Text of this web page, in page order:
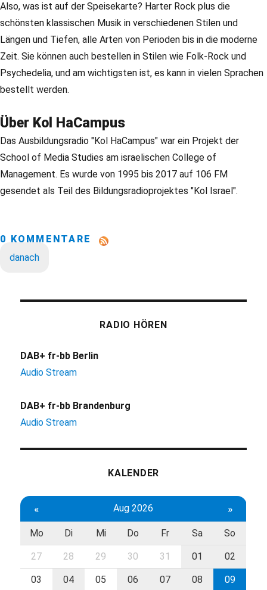
Also, was ist auf der Speisekarte? Harter Rock plus die
schönsten klassischen Musik in verschiedenen Stilen und
Längen und Tiefen, alle Arten von Perioden bis in die moderne
Zeit. Sie können auch bestellen in Stilen wie Folk-Rock und
Psychedelia, und am wichtigsten ist, es kann in vielen Sprachen
bestellt werden.
Über Kol HaCampus
Das Ausbildungsradio "Kol HaCampus" war ein Projekt der
School of Media Studies am israelischen College of
Management. Es wurde von 1995 bis 2017 auf 106 FM
gesendet als Teil des Bildungsradioprojektes "Kol Israel".
0 KOMMENTARE
danach
RADIO HÖREN
DAB+ fr-bb Berlin
Audio Stream
DAB+ fr-bb Brandenburg
Audio Stream
KALENDER
« Aug 2026 »
Mo Di Mi Do Fr Sa So
27 28 29 30 31 01 02
03 04 05 06 07 08 09